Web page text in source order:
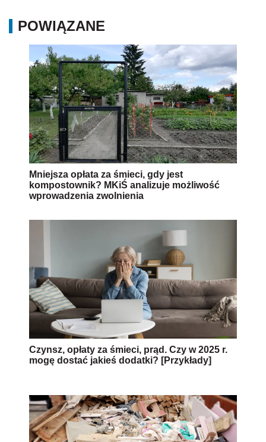
POWIĄZANE
Mniejsza opłata za śmieci, gdy jest
kompostownik? MKiŚ analizuje możliwość
wprowadzenia zwolnienia
Czynsz, opłaty za śmieci, prąd. Czy w 2025 r.
mogę dostać jakieś dodatki? [Przykłady]